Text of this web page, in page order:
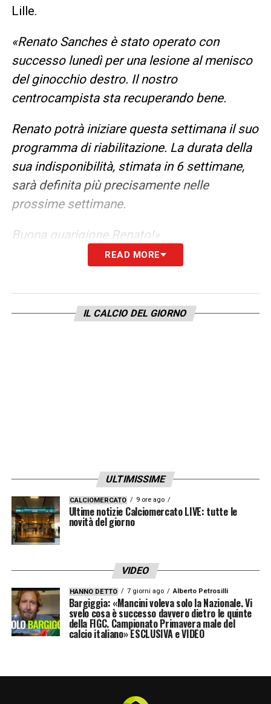
Lille.
«Renato Sanches è stato operato con
successo lunedì per una lesione al menisco
del ginocchio destro. Il nostro
centrocampista sta recuperando bene.
Renato potrà iniziare questa settimana il suo
programma di riabilitazione. La durata della
sua indisponibilità, stimata in 6 settimane,
sarà definita più precisamente nelle
prossime settimane.
Buona guarigione Renato!».
READ MORE
IL CALCIO DEL GIORNO
ULTIMISSIME
CALCIOMERCATO 9 ore ago
Ultime notizie Calciomercato LIVE: tutte le
novità del giorno
VIDEO
HANNO DETTO 7 giorni ago Alberto Petrosilli
Bargiggia: «Mancini voleva solo la Nazionale. Vi
svelo cosa è successo davvero dietro le quinte
della FIGC. Campionato Primavera male del
calcio italiano» ESCLUSIVA e VIDEO